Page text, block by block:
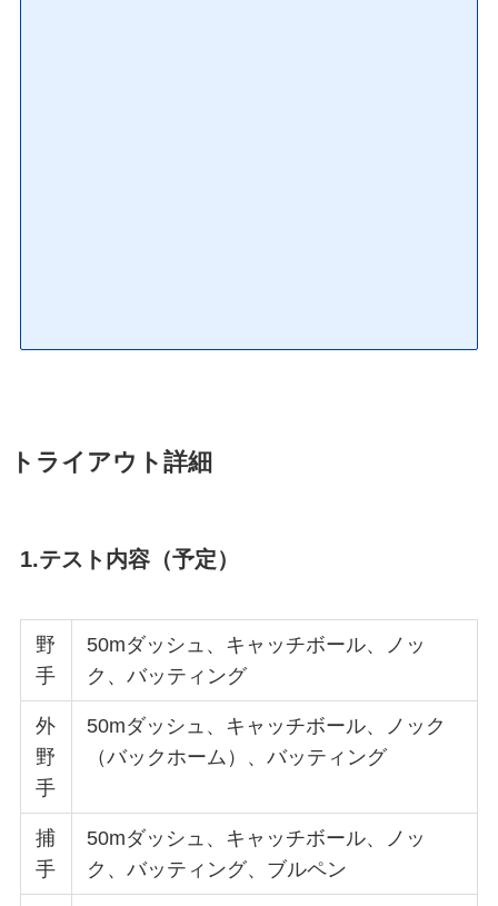
トライアウト詳細
1.テスト内容（予定）
野
手
50mダッシュ、キャッチボール、ノッ
ク、バッティング
外
野
手
50mダッシュ、キャッチボール、ノック
（バックホーム）、バッティング
捕
手
50mダッシュ、キャッチボール、ノッ
ク、バッティング、ブルペン